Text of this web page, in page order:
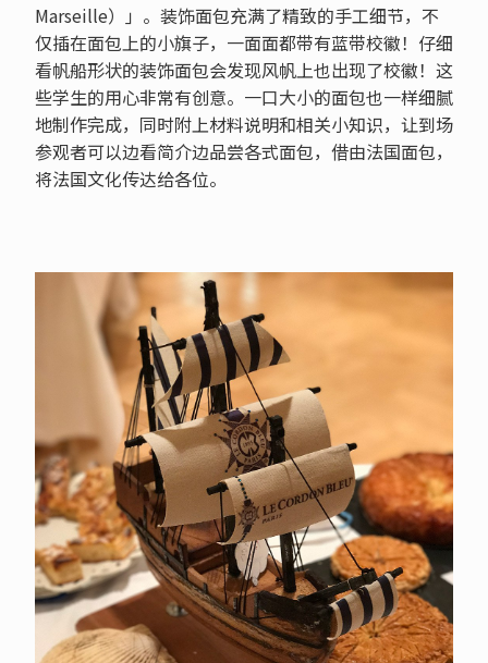
Marseille）」。装饰面包充满了精致的手工细节，不
仅插在面包上的小旗子，一面面都带有蓝带校徽！仔细
看帆船形状的装饰面包会发现风帆上也出现了校徽！这
些学生的用心非常有创意。一口大小的面包也一样细腻
地制作完成，同时附上材料说明和相关小知识，让到场
参观者可以边看简介边品尝各式面包，借由法国面包，
将法国文化传达给各位。